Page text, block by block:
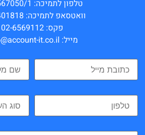
טלפון לתמיכה: 02-6567050/1
וואטסאפ לתמיכה: 0528401818
פקס: 02-6569112
מייל: info@account-it.co.il